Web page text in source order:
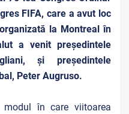
FIFA, care a avut loc
la Montreal în
a venit președintele
și președintele
Peter Augruso.
modul în care viitoarea